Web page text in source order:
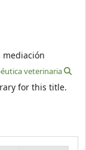
mediación
veterinaria
for this title.